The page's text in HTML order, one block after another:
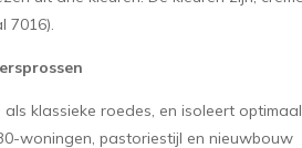
7016).
klassieke roedes, en isoleert optimaal
woningen, pastoriestijl en nieuwbouw